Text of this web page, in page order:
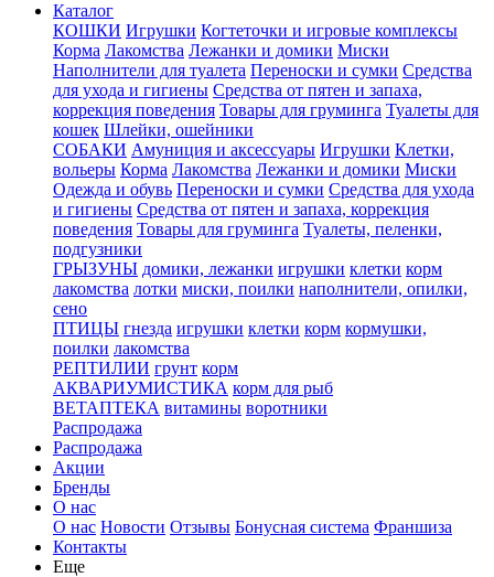
Каталог
КОШКИ Игрушки Когтеточки и игровые комплексы
Корма Лакомства Лежанки и домики Миски
Наполнители для туалета Переноски и сумки Средства
для ухода и гигиены Средства от пятен и запаха,
коррекция поведения Товары для груминга Туалеты для
кошек Шлейки, ошейники
СОБАКИ Амуниция и аксессуары Игрушки Клетки,
вольеры Корма Лакомства Лежанки и домики Миски
Одежда и обувь Переноски и сумки Средства для ухода
и гигиены Средства от пятен и запаха, коррекция
поведения Товары для груминга Туалеты, пеленки,
подгузники
ГРЫЗУНЫ домики, лежанки игрушки клетки корм
лакомства лотки миски, поилки наполнители, опилки,
сено
ПТИЦЫ гнезда игрушки клетки корм кормушки,
поилки лакомства
РЕПТИЛИИ грунт корм
АКВАРИУМИСТИКА корм для рыб
ВЕТАПТЕКА витамины воротники
Распродажа
Распродажа
Акции
Бренды
О нас
О нас Новости Отзывы Бонусная система Франшиза
Контакты
Еще